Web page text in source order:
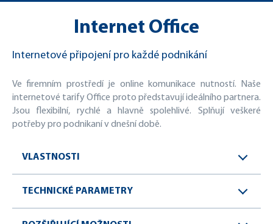
Internet Office
Internetové připojení pro každé podnikání
Ve firemním prostředí je online komunikace nutností. Naše
internetové tarify Office proto představují ideálního partnera.
Jsou flexibilní, rychlé a hlavně spolehlivé. Splňují veškeré
potřeby pro podnikaní v dnešní době.
VLASTNOSTI
TECHNICKÉ PARAMETRY